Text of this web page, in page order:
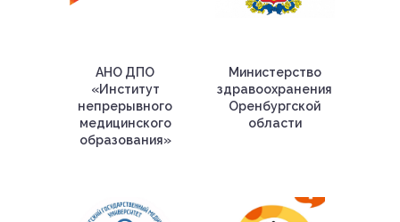
АНО ДПО
«Институт
непрерывного
медицинского
образования»
Министерство
здравоохранения
Оренбургской
области